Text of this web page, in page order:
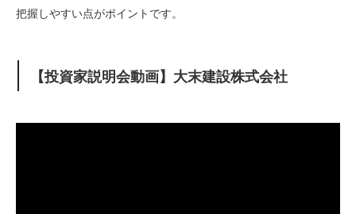
把握しやすい点がポイントです。
【投資家説明会動画】大末建設株式会社